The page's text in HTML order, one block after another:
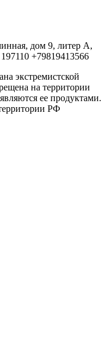
дом 9, литер А,
+79819413566
экстремистской
на территории
ее продуктами.
РФ